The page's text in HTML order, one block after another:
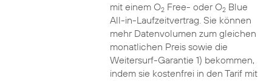
mit einem O2Free- oder O2Blue
All-in-Laufzeitvertrag. Sie können
mehr Datenvolumen zum gleichen
monatlichen Preis sowie die
Weitersurf-Garantie 1) bekommen,
indem sie kostenfrei in den Tarif mit